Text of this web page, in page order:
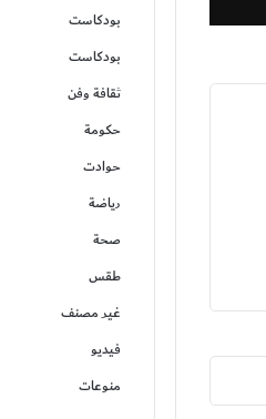
بودكاست
بودكاست
ثقافة وفن
حكومة
حوادت
رياضة
صحة
طقس
غير مصنف
فيديو
منوعات